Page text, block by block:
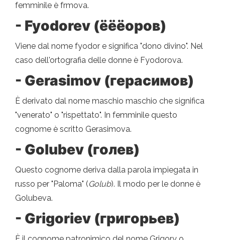
femminile è frmova.
- Fyodorev (ёёёоров)
Viene dal nome fyodor e significa "dono divino". Nel
caso dell'ortografia delle donne è Fyodorova.
- Gerasimov (герасимов)
È derivato dal nome maschio maschio che significa
"venerato" o "rispettato". In femminile questo
cognome è scritto Gerasimova.
- Golubev (голев)
Questo cognome deriva dalla parola impiegata in
russo per "Paloma" (Golub). Il modo per le donne è
Golubeva.
- Grigoriev (григорьев)